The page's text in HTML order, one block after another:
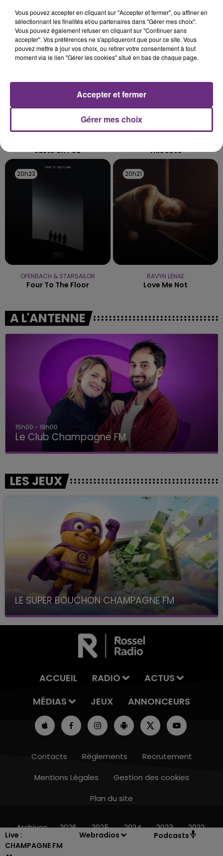
Live :
CHAMPAGNE FM
Webradios Podcasts
TITRES DIFFUSÉS
20h30
20h30
Juste Un Peu
20h27
20h27
This Love
20h23
20h23
OFENBACH & STARSAILOR
Four To The Floor
20h21
20h21
RAVYN LENAE
Love Me Not
A L'ANTENNE
15h00 - 19h00
Le Club Champagne FM
LES JEUX
LE SUPER BOUCHON CHAMPAGNE FM
avec La Famille Champagne FM, à 8H10
ACCUEIL RADIO
ACTUS
MÉDIAS
JEUX ANNONCEURS
Contacts Règlements
Recrutement
Mentions Légales
Gestion des cookies
Plan du site
Archives 2026 2025 2024 2023 2022
Vous pouvez accepter en cliquant sur "Accepter et fermer", ou affiner en
sélectionnant les finalités et/ou partenaires dans "Gérer mes choix".
Vous pouvez également refuser en cliquant sur "Continuer sans
accepter". Vos préférences ne s'appliqueront que pour ce site. Vous
pouvez mettre à jour vos choix, ou retirer votre consentement à tout
moment via le lien "Gérer les cookies" situé en bas de chaque page.
Gérer mes choix
Accepter et fermer